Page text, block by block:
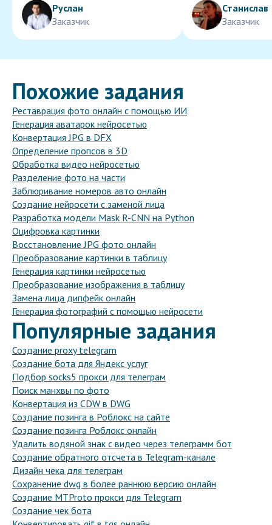
Руслан
Заказчик
Станислав
Заказчик
Похожие задания
Реставрация фото онлайн с помощью ИИ
Генерация аватарок нейросетью
Конвертация JPG в DFX
Определение пропсов в 3D
Обработка видео нейросетью
Разделение фото на части
Заблюривание номеров авто онлайн
Создание нейросети с заменой лица
Разработка модели Mask R-CNN на Python
Оцифровка картинки
Восстановление JPG фото онлайн
Преобразование картинки в таблицу
Генерация картинки нейросетью
Преобразование изображения в таблицу
Замена лица дипфейк онлайн
Генерация фотографий с помощью нейросети
Популярные задания
Создание proxy telegram
Создание бота для Яндекс услуг
Подбор socks5 прокси для телеграм
Поиск манхвы по фото
Конвертация из CDW в DWG
Создание позинга в Роблокс на сайте
Создание позинга Роблокс онлайн
Удалить водяной знак с видео через телеграмм бот
Создание обратного отсчета в Telegram-канале
Дизайн чека для телеграм
Сохранение dwg в более раннюю версию онлайн
Создание MTProto прокси для Telegram
Создание чек бота